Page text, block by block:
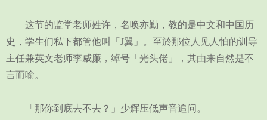
这节的监堂老师姓许，名唤亦勤，教的是中文和中国历
史，学生们私下都管他叫「J翼」。至於那位人见人怕的训导
主任兼英文老师李威廉，绰号「光头佬」，其由来自然是不
言而喻。
「那你到底去不去？」少辉压低声音追问。